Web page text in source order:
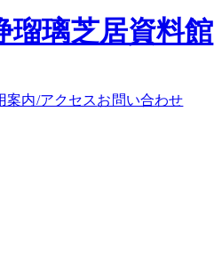
瑠璃芝居資料館
案内/アクセスお問い合わせ